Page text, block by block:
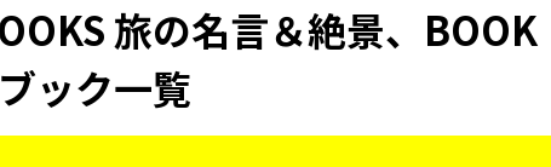
旅の名言＆絶景、BOOK
ック一覧